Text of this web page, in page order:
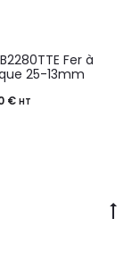
Fer à
25-13mm
€ HT